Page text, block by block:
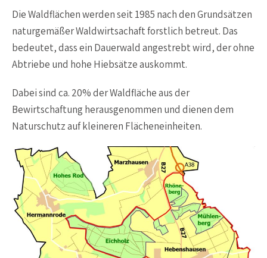
Die Waldflächen werden seit 1985 nach den Grundsätzen
naturgemäßer Waldwirtsachaft forstlich betreut. Das
bedeutet, dass ein Dauerwald angestrebt wird, der ohne
Abtriebe und hohe Hiebsätze auskommt.
Dabei sind ca. 20% der Waldfläche aus der
Bewirtschaftung herausgenommen und dienen dem
Naturschutz auf kleineren Flächeneinheiten.